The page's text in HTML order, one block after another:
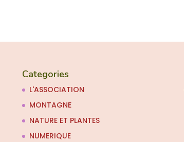
Categories
L'ASSOCIATION
MONTAGNE
NATURE ET PLANTES
NUMERIQUE